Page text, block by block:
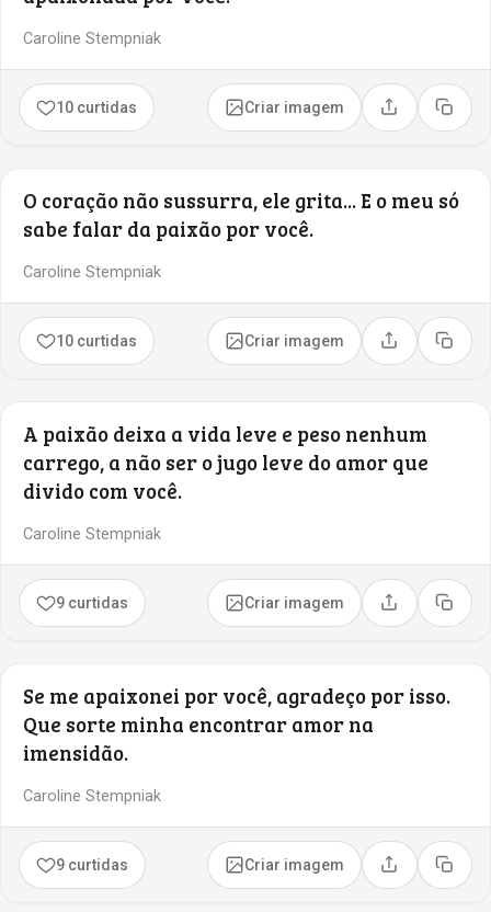
Caroline Stempniak
10 curtidas Criar imagem Compartilhar
Copiar
O coração não sussurra, ele grita... E o meu só
sabe falar da paixão por você.
Caroline Stempniak
10 curtidas Criar imagem Compartilhar
Copiar
A paixão deixa a vida leve e peso nenhum
carrego, a não ser o jugo leve do amor que
divido com você.
Caroline Stempniak
9 curtidas Criar imagem Compartilhar
Copiar
Se me apaixonei por você, agradeço por isso.
Que sorte minha encontrar amor na
imensidão.
Caroline Stempniak
9 curtidas Criar imagem Compartilhar
Copiar